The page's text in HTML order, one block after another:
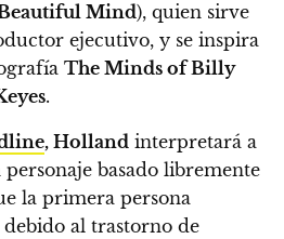
Mind), quien sirve
ejecutivo, y se inspira
The Minds of Billy
.
, Holland interpretará a
personaje basado libremente
la primera persona
al trastorno de